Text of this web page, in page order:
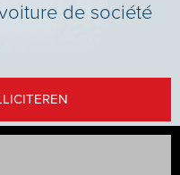
de société